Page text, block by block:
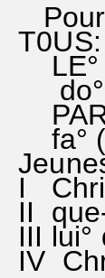
Pour
T0US:
LE°
do°
fa°
I
II
III lui°
IV